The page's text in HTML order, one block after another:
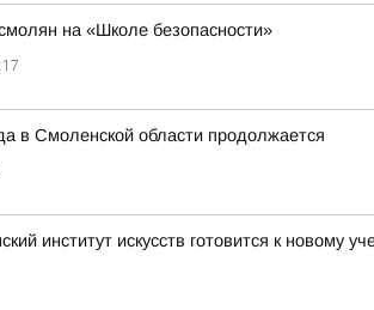
на «Школе безопасности»
в Смоленской области продолжается
институт искусств готовится к новому